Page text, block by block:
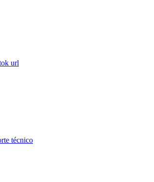
técnico